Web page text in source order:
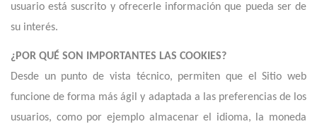
usuario está suscrito y ofrecerle información que pueda ser de
su interés.
¿POR QUÉ SON IMPORTANTES LAS COOKIES?
Desde un punto de vista técnico, permiten que el Sitio web
funcione de forma más ágil y adaptada a las preferencias de los
usuarios, como por ejemplo almacenar el idioma, la moneda